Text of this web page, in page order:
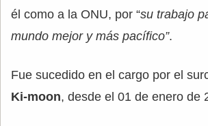
él como a la ONU, por “su trabajo
mundo mejor y más pacífico”.
Fue sucedido en el cargo por el
Ki-moon, desde el 01 de enero de